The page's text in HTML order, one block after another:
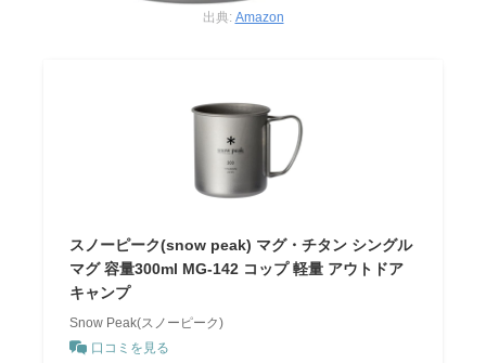
出典: Amazon
スノーピーク(snow peak) マグ・チタン シングル
マグ 容量300ml MG-142 コップ 軽量 アウトドア
キャンプ
Snow Peak(スノーピーク)
口コミを見る